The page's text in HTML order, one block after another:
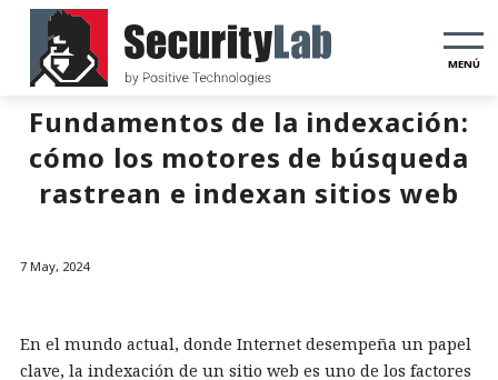
MENÚ
Fundamentos de la indexación:
cómo los motores de búsqueda
rastrean e indexan sitios web
7 May, 2024
En el mundo actual, donde Internet desempeña un papel
clave, la indexación de un sitio web es uno de los factores